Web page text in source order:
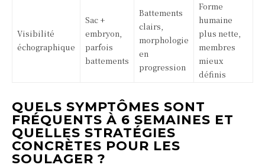
Visibilité
échographique
Sac +
embryon,
parfois
battements
Battements
clairs,
morphologie
en
progression
Forme
humaine
plus nette,
membres
mieux
définis
QUELS SYMPTÔMES SONT
FRÉQUENTS À 6 SEMAINES ET
QUELLES STRATÉGIES
CONCRÈTES POUR LES
SOULAGER ?